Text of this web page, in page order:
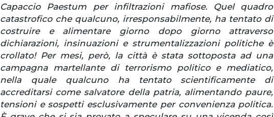
Capaccio Paestum per infiltrazioni mafiose. Quel quadro
catastrofico che qualcuno, irresponsabilmente, ha tentato di
costruire e alimentare giorno dopo giorno attraverso
dichiarazioni, insinuazioni e strumentalizzazioni politiche è
crollato! Per mesi, però, la città è stata sottoposta ad una
campagna martellante di terrorismo politico e mediatico,
nella quale qualcuno ha tentato scientificamente di
accreditarsi come salvatore della patria, alimentando paure,
tensioni e sospetti esclusivamente per convenienza politica.